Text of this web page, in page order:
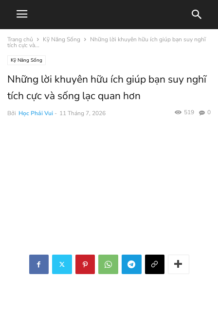
Trang chủ Kỹ Năng Sống Những lời khuyên hữu ích giúp bạn suy nghĩ
tích cực và...
Kỹ Năng Sống
Những lời khuyên hữu ích giúp bạn suy nghĩ
tích cực và sống lạc quan hơn
Bởi Học Phải Vui - 11 Tháng 7, 2026 0
519